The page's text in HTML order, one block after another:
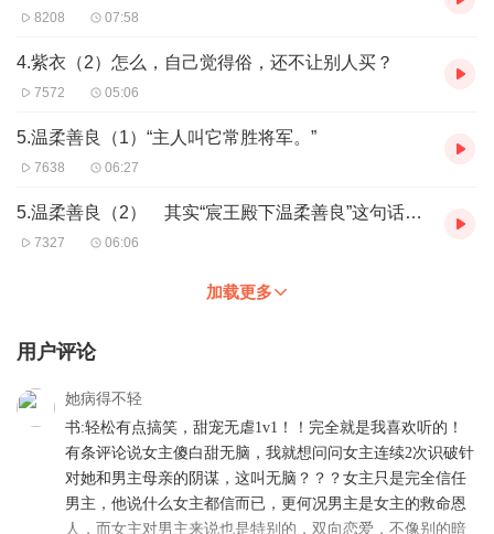
8208 07:58
4.紫衣（2）怎么，自己觉得俗，还不让别人买？
7572 05:06
5.温柔善良（1）“主人叫它常胜将军。”
7638 06:27
5.温柔善良（2） 其实“宸王殿下温柔善良”这句话，有一半还是真实的
7327 06:06
加载更多
用户评论
她病得不轻
书:轻松有点搞笑，甜宠无虐1v1！！完全就是我喜欢听的！
有条评论说女主傻白甜无脑，我就想问问女主连续2次识破针
对她和男主母亲的阴谋，这叫无脑？？？女主只是完全信任
男主，他说什么女主都信而已，更何况男主是女主的救命恩
人，而女主对男主来说也是特别的，双向恋爱，不像别的暗